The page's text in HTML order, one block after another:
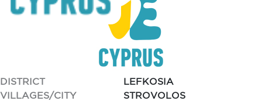
DISTRICT
LEFKOSIA
VILLAGES/CITY
STROVOLOS